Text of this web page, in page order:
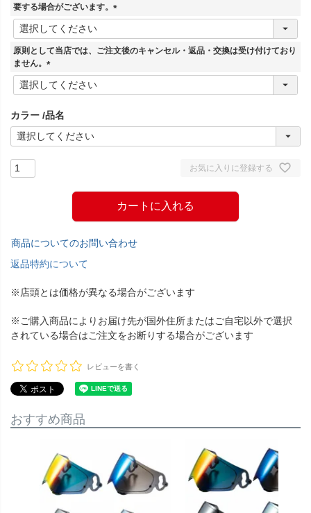
要する場合がございます。
(
須
原則として当店では、ご注文後のキャンセル・返品・交換は受け付けており
ません。
(
必
)
カラー 品名
お気に入りに登録する
カートに入れる
商品についてのお問い合わせ
返品特約について
※店頭とは価格が異なる場合がございます
※ご購入商品によりお届け先が国外住所またはご自宅以外で選択
されている場合はご注文をお断りする場合がございます
レビューを書く
おすすめ商品